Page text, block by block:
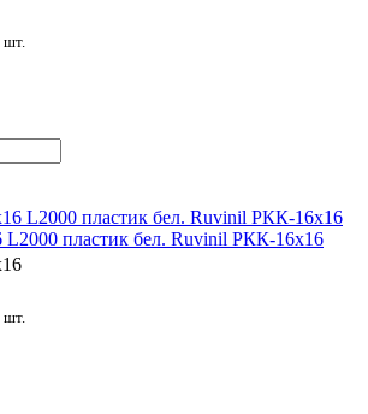
шт.
L2000 пластик бел. Ruvinil РКК-16х16
шт.